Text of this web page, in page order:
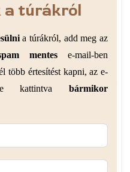
a túrákról
a túrákról, add meg az
mentes e-mail-ben
több értesítést kapni, az e-
kattintva bármikor